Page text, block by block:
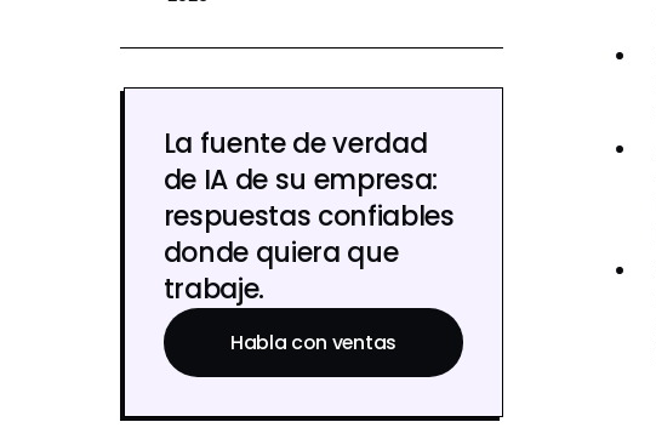
La fuente de verdad
de IA de su empresa:
respuestas confiables
donde quiera que
trabaje.
Habla con ventas